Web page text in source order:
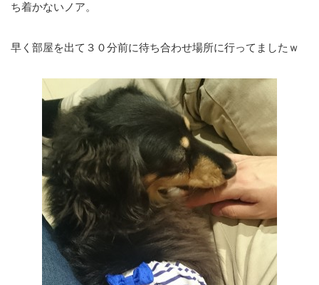
ち着かないノア。
早く部屋を出て３０分前に待ち合わせ場所に行ってましたｗ